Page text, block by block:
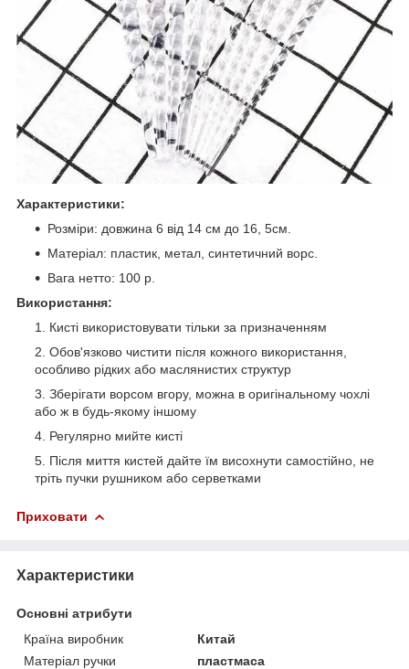
Характеристики:
Розміри: довжина 6 від 14 см до 16, 5см.
Матеріал: пластик, метал, синтетичний ворс.
Вага нетто: 100 р.
Використання:
Кисті використовувати тільки за призначенням
Обов'язково чистити після кожного використання,
особливо рідких або маслянистих структур
Зберігати ворсом вгору, можна в оригінальному чохлі
або ж в будь-якому іншому
Регулярно мийте кисті
Після миття кистей дайте їм висохнути самостійно, не
тріть пучки рушником або серветками
Приховати
Характеристики
Основні атрибути
Країна виробник
Китай
Матеріал ручки
пластмаса